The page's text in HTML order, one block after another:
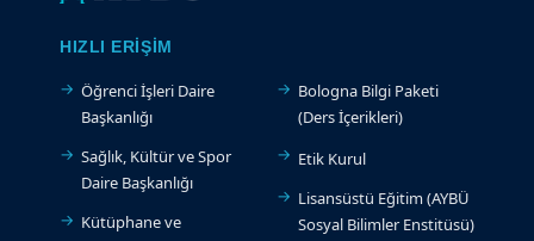
HIZLI ERIŞIM
Öğrenci İşleri Daire
Başkanlığı
Sağlık, Kültür ve Spor
Daire Başkanlığı
Kütüphane ve
Bologna Bilgi Paketi
(Ders İçerikleri)
Etik Kurul
Lisansüstü Eğitim (AYBÜ
Sosyal Bilimler Enstitüsü)